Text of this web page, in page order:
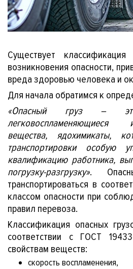
Существует
возникновения опасности,
вреда здоровью человека и
Для начала обратимся к
«Опасный груз – это
вещества, ядохимикаты,
транспортировки особую
квалификацию работника,
погрузку-разгрузку».
транспортироваться в
классом опасности при
правил перевоза.
Классификация опасных
соответствии с ГОСТ
свойствам веществ:
скорость воспламенения,